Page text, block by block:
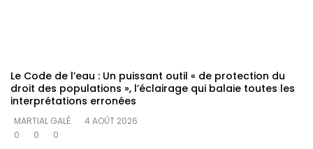
Le Code de l’eau : Un puissant outil « de protection du
droit des populations », l’éclairage qui balaie toutes les
interprétations erronées
MARTIAL GALÉ
4 AOÛT 2026
0
0 0